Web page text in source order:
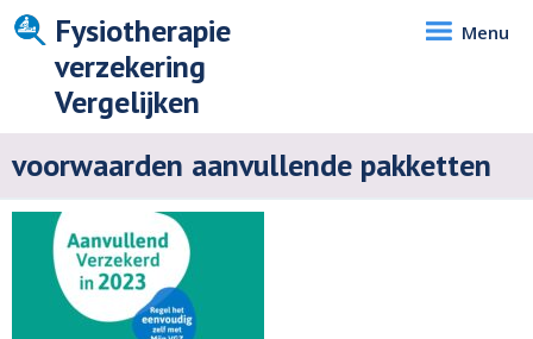
Fysiotherapie
verzekering
Vergelijken
Menu
voorwaarden aanvullende pakketten